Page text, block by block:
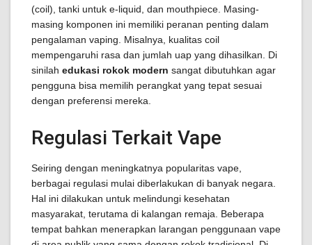
(coil), tanki untuk e-liquid, dan mouthpiece. Masing-
masing komponen ini memiliki peranan penting dalam
pengalaman vaping. Misalnya, kualitas coil
mempengaruhi rasa dan jumlah uap yang dihasilkan. Di
sinilah edukasi rokok modern sangat dibutuhkan agar
pengguna bisa memilih perangkat yang tepat sesuai
dengan preferensi mereka.
Regulasi Terkait Vape
Seiring dengan meningkatnya popularitas vape,
berbagai regulasi mulai diberlakukan di banyak negara.
Hal ini dilakukan untuk melindungi kesehatan
masyarakat, terutama di kalangan remaja. Beberapa
tempat bahkan menerapkan larangan penggunaan vape